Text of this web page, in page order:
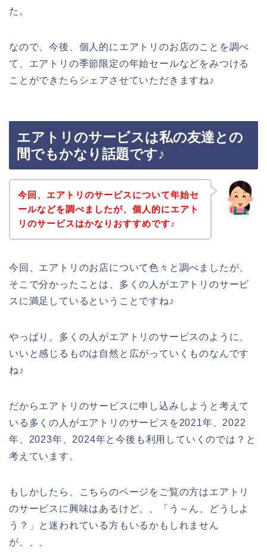
た。
なので、今後、個人的にエアトリのお店のことを調べ
て、エアトリの季節限定の年始セールなどをみつける
ことができたらシェアさせていただきますね♪
エアトリのサービスは私の友達との
間でもかなり話題です♪
今回、エアトリのサービスについて年始セ
ールなどを調べましたが、個人的にエアト
リのサービスはかなりおすすめです♪
今回、エアトリのお店について色々と調べましたが、
そこで分かったことは、多くの人がエアトリのサービ
スに満足しているということですね♪
やっぱり、多くの人がエアトリのサービスのように、
いいと感じるものは自然と広がっていくものなんです
ね♪
だからエアトリのサービスに申し込みしようと考えて
いる多くの人がエアトリのサービスを2021年、2022
年、2023年、2024年と今後も利用していくのでは？と
考えています。
もしかしたら、こちらのページをご覧の方はエアトリ
のサービスに興味はあるけど、、「う～ん、どうしよ
う？」と迷われている方もいるかもしれません
が、、、